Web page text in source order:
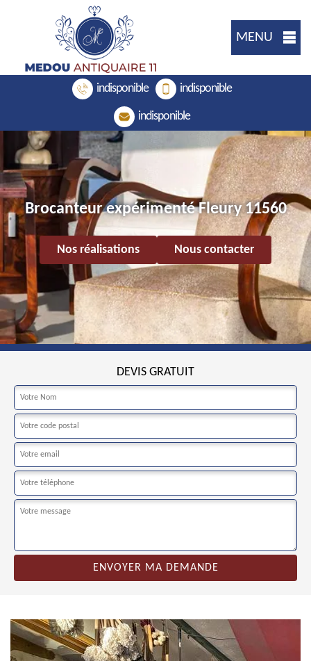
MENU
indisponible indisponible
indisponible
Brocanteur expérimenté Fleury 11560
Nos réalisations Nous contacter
DEVIS GRATUIT